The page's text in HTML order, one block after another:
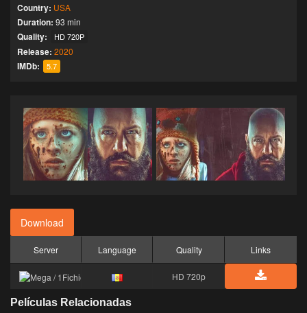
Country: USA
Duration: 93 min
Quality: HD 720P
Release: 2020
IMDb: 5.7
Download
Server Language Quality Links
HD 720p
Películas Relacionadas